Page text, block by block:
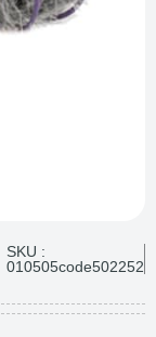
SKU :
010505code502252